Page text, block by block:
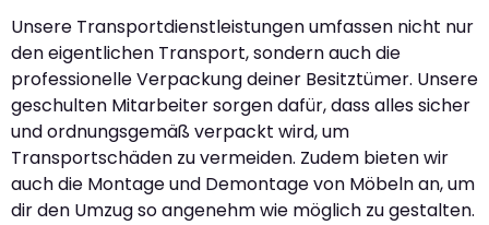
Unsere Transportdienstleistungen umfassen nicht nur
den eigentlichen Transport, sondern auch die
professionelle Verpackung deiner Besitztümer. Unsere
geschulten Mitarbeiter sorgen dafür, dass alles sicher
und ordnungsgemäß verpackt wird, um
Transportschäden zu vermeiden. Zudem bieten wir
auch die Montage und Demontage von Möbeln an, um
dir den Umzug so angenehm wie möglich zu gestalten.